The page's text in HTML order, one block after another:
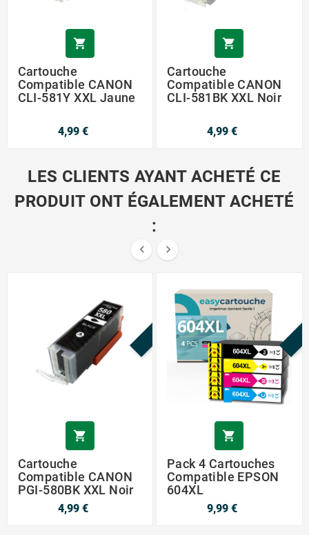

Cartouche
Compatible CANON
CLI-581Y XXL Jaune
4,99 €

Cartouche
Compatible CANON
CLI-581BK XXL Noir
4,99 €
LES CLIENTS AYANT ACHETÉ CE
PRODUIT ONT ÉGALEMENT ACHETÉ
:
 
PROMO !

Cartouche
Compatible CANON
PGI-580BK XXL Noir
4,99 €

Pack 4 Cartouches
Compatible EPSON
604XL
9,99 €